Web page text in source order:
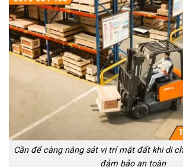
Cần để càng nâng sát vị trí mặt đất khi di
đảm bảo an toàn